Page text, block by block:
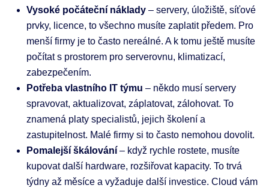
Vysoké počáteční náklady – servery, úložiště, síťové
prvky, licence, to všechno musíte zaplatit předem. Pro
menší firmy je to často nereálné. A k tomu ještě musíte
počítat s prostorem pro serverovnu, klimatizací,
zabezpečením.
Potřeba vlastního IT týmu – někdo musí servery
spravovat, aktualizovat, záplatovat, zálohovat. To
znamená platy specialistů, jejich školení a
zastupitelnost. Malé firmy si to často nemohou dovolit.
Pomalejší škálování – když rychle rostete, musíte
kupovat další hardware, rozšiřovat kapacity. To trvá
týdny až měsíce a vyžaduje další investice. Cloud vám